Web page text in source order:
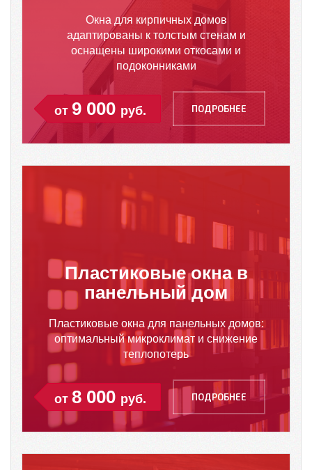
Окна для кирпичных домов
адаптированы к толстым стенам и
оснащены широкими откосами и
подоконниками
от 9 000 руб. ПОДРОБНЕЕ
Пластиковые окна в
панельный дом
Пластиковые окна для панельных домов:
оптимальный микроклимат и снижение
теплопотерь
от 8 000 руб. ПОДРОБНЕЕ